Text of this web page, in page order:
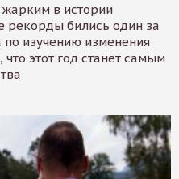
в истории
рекорды бились один за
по изучению изменения
этот год станет самым